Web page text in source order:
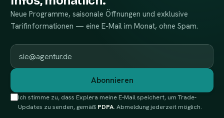
Neue Programme, saisonale Öffnungen und exklusive
Tarifinformationen — eine E-Mail im Monat, ohne Spam.
Geschäftliche E-Mail
Abonnieren
Ich stimme zu, dass Explera meine E-Mail speichert, um Trade-
Updates zu senden, gemäß PDPA. Abmeldung jederzeit möglich.